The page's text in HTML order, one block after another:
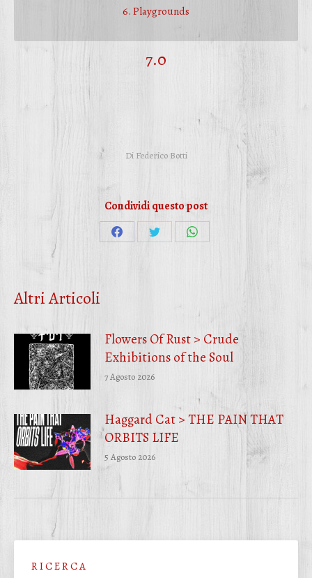
6. Playgrounds
7.0
Di Federico Botti
Condividi questo post
CondividiCondividiCondividi
Altri Articoli
Flowers Of Rust > Crude
Exhibitions of the Soul
7 Agosto 2026
Haggard Cat > THE PAIN THAT
ORBITS LIFE
5 Agosto 2026
R I C E R C A